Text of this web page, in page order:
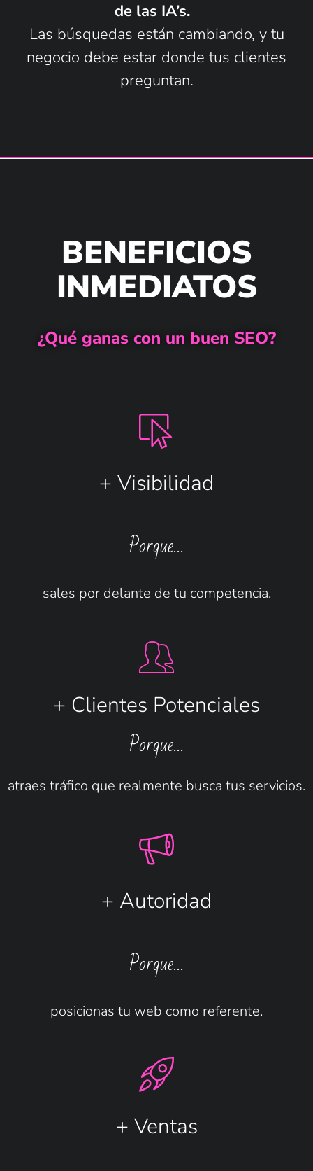
de las IA’s.
Las búsquedas están cambiando, y tu
negocio debe estar donde tus clientes
preguntan.
BENEFICIOS
INMEDIATOS
¿Qué ganas con un buen SEO?
+ Visibilidad
Porque…
sales por delante de tu competencia.
+ Clientes Potenciales
Porque…
atraes tráfico que realmente busca tus servicios.
+ Autoridad
Porque…
posicionas tu web como referente.
+ Ventas